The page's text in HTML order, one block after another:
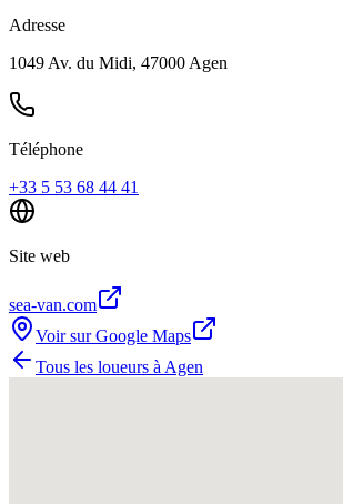
Adresse
1049 Av. du Midi, 47000 Agen
Téléphone
+33 5 53 68 44 41
Site web
sea-van.com
Voir sur Google Maps
Tous les loueurs à Agen